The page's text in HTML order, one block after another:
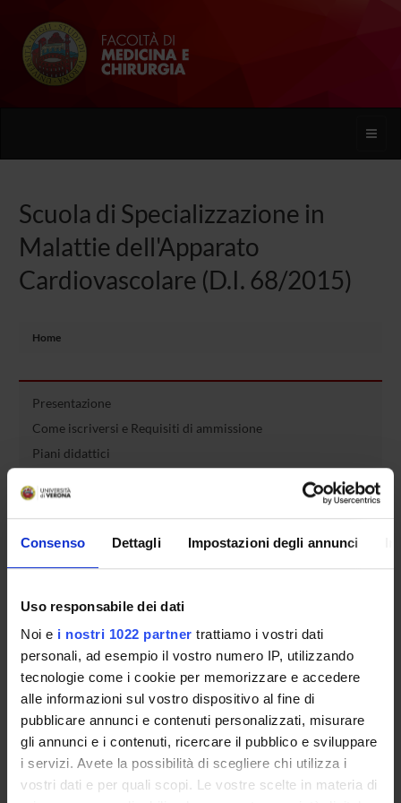
Consenso Dettagli Impostazioni degli annunci
Uso responsabile dei dati
Noi e i nostri 1022 partner trattiamo i vostri dati
personali, ad esempio il vostro numero IP, utilizzando
tecnologie come i cookie per memorizzare e accedere
alle informazioni sul vostro dispositivo al fine di
pubblicare annunci e contenuti personalizzati, misurare
gli annunci e i contenuti, ricercare il pubblico e sviluppare
i servizi. Avete la possibilità di scegliere chi utilizza i
vostri dati e per quali scopi. Le vostre scelte in materia di
Toggle
Scuola di Specializzazione in
Malattie dell'Apparato
Cardiovascolare (D.I. 68/2015)
Home
Presentazione
Come iscriversi e Requisiti di ammissione
Piani didattici
Bacheca avvisi
Servizio Studenti Internazionali
OFFERTA FORMATIVA
SEMESTRE FILTRO
CORSI DI LAUREA